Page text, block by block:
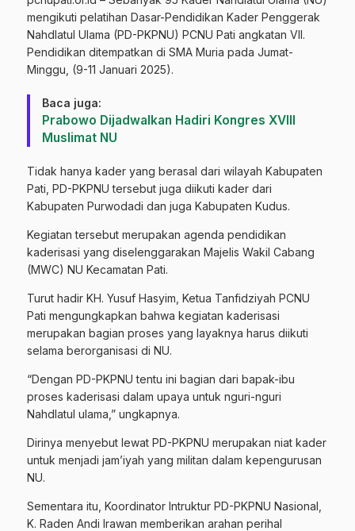
mengikuti pelatihan Dasar-Pendidikan Kader Penggerak
Nahdlatul Ulama (PD-PKPNU) PCNU Pati angkatan VII.
Pendidikan ditempatkan di SMA Muria pada Jumat-
Minggu, (9-11 Januari 2025).
Baca juga:
Prabowo Dijadwalkan Hadiri Kongres XVIII
Muslimat NU
Tidak hanya kader yang berasal dari wilayah Kabupaten
Pati, PD-PKPNU tersebut juga diikuti kader dari
Kabupaten Purwodadi dan juga Kabupaten Kudus.
Kegiatan tersebut merupakan agenda pendidikan
kaderisasi yang diselenggarakan Majelis Wakil Cabang
(MWC) NU Kecamatan Pati.
Turut hadir KH. Yusuf Hasyim, Ketua Tanfidziyah PCNU
Pati mengungkapkan bahwa kegiatan kaderisasi
merupakan bagian proses yang layaknya harus diikuti
selama berorganisasi di NU.
“Dengan PD-PKPNU tentu ini bagian dari bapak-ibu
proses kaderisasi dalam upaya untuk nguri-nguri
Nahdlatul ulama,” ungkapnya.
Dirinya menyebut lewat PD-PKPNU merupakan niat kader
untuk menjadi jam’iyah yang militan dalam kepengurusan
NU.
Sementara itu, Koordinator Intruktur PD-PKPNU Nasional,
K. Raden Andi Irawan memberikan arahan perihal